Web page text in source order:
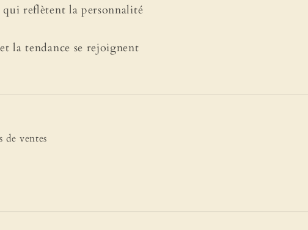
qui reflètent la personnalité
la tendance se rejoignent
de ventes